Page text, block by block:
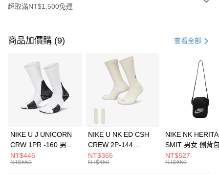
超取滿NT$1,500免運
信用卡一次付款
3 期 0 利率 每期 21家銀行
合作金庫商業銀行
第一商業銀行
華南商業銀行
彰化商業銀行
上海商業儲蓄銀行
元大商業銀行
Apple Pay
全盈+PAY
AFTEE先享後付
商品加價購 (9) 查看全部
NIKE U J UNICORN
CRW 1PR -160 男女
中統襪 FZ3393100
NT$446
NT$550
NIKE U NK ED CSH
CREW 2P-144
EMBRDY 男女 短統襪
FZ3073133
NT$365
NT$450
NIKE NK
SMIT 男女 側背
BA5871010
NT$527
NT$650